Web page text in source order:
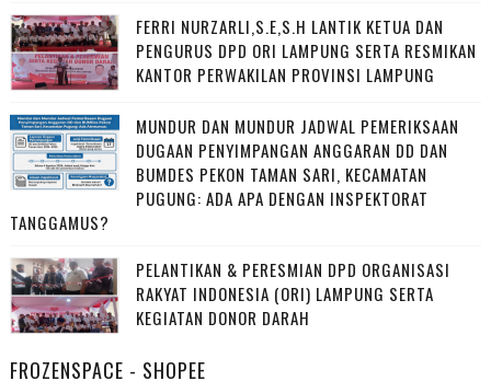
FERRI NURZARLI,S.E,S.H LANTIK KETUA DAN
PENGURUS DPD ORI LAMPUNG SERTA RESMIKAN
KANTOR PERWAKILAN PROVINSI LAMPUNG
MUNDUR DAN MUNDUR JADWAL PEMERIKSAAN
DUGAAN PENYIMPANGAN ANGGARAN DD DAN
BUMDES PEKON TAMAN SARI, KECAMATAN
PUGUNG: ADA APA DENGAN INSPEKTORAT
TANGGAMUS?
PELANTIKAN & PERESMIAN DPD ORGANISASI
RAKYAT INDONESIA (ORI) LAMPUNG SERTA
KEGIATAN DONOR DARAH
FROZENSPACE - SHOPEE